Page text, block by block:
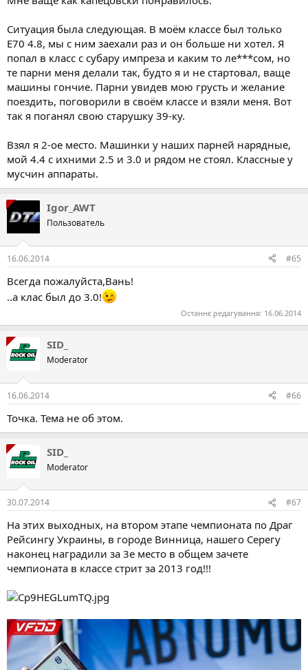
Ситуация была следующая. В моём классе был только
Е70 4.8, мы с ним заехали раз и он больше ни хотел. Я
попал в класс с субару импреза и каким то ле***сом, но
те парни меня делали так, будто я и не стартовал, ваще
машины гончие. Парни увидев мою грусть и желание
поездить, поговорили в своём классе и взяли меня. Вот
так я поганял свою старушку 39-ку.
Взял я 2-ое место. Машинки у наших парней нарядные,
мой 4.4 с ихними 2.5 и 3.0 и рядом не стоял. Классные у
мусчин аппараты.
Igor_AWT
Пользователь
16.06.2014 #65
Всегда пожалуйста,Вань!
..а клас был до 3.0!
Останнє редагування: 16.06.2014
SID_
Moderator
16.06.2014 #66
Точка. Тема не об этом.
SID_
Moderator
30.07.2014 #67
На этих выходных, на втором этапе чемпионата по Драг
Рейсингу Украины, в городе Винница, нашего Серегу
наконец наградили за 3е место в общем зачете
чемпионата в классе стрит за 2013 год!!!